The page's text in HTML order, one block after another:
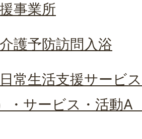
事業所
護予防訪問入浴
常生活支援サービ
・サービス・活動A